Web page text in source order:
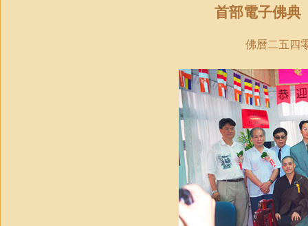
首部電子佛典
佛曆二五四